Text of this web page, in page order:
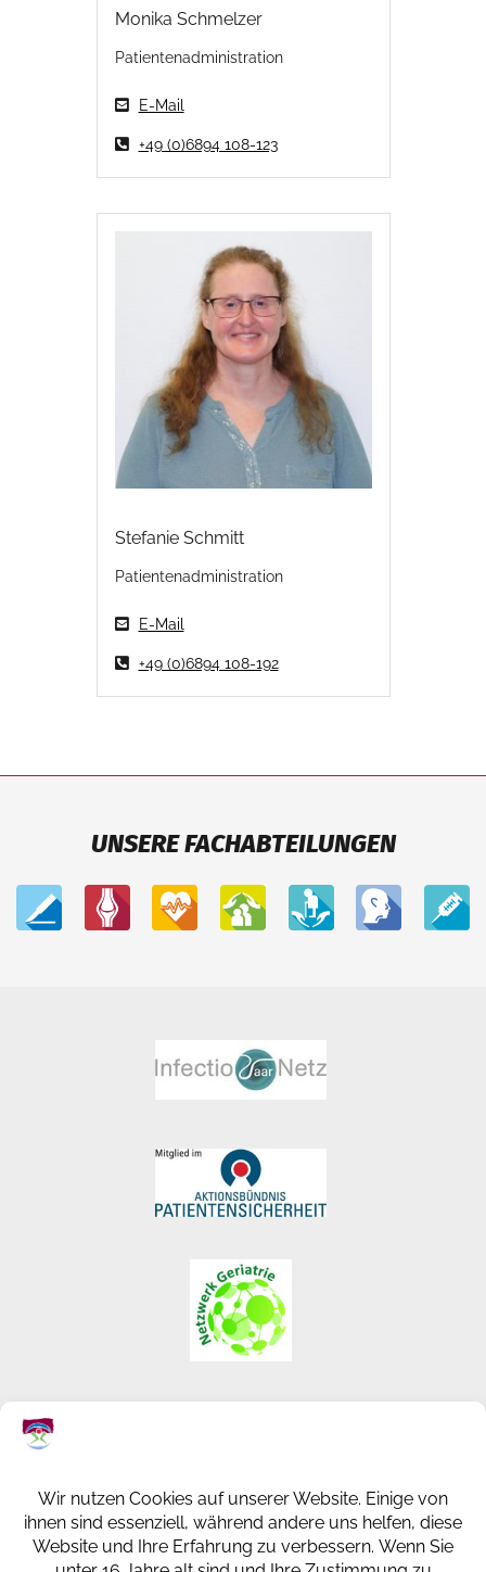
Monika Schmelzer
Patientenadministration
E-Mail
+49 (0)6894 108-123
Stefanie Schmitt
Patientenadministration
E-Mail
+49 (0)6894 108-192
UNSERE FACHABTEILUNGEN
66386 ST. INGBERT
+49 (0) 6894 108-0